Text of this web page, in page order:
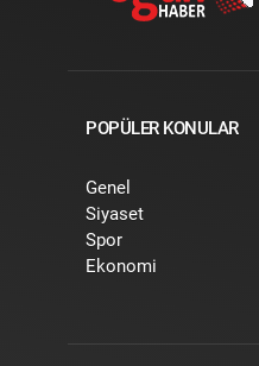
POPÜLER KONULAR
Genel
Siyaset
Spor
Ekonomi